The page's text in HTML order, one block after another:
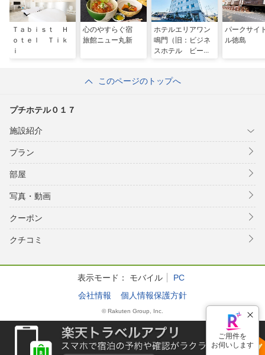
Ｔａｂｉｓｔ Ｈ
ｏｔｅｌ Ｔｉｋ
ｉ
心のやすらぐ宿
旅館ニュー丸新
ホテルエリアワン
鳴門（旧：ビジネ
スホテル ビーエ
パークサイ
ル徳島
このページのトップへ
プチホテル０１７
施設紹介
プラン
部屋
写真・動画
クーポン
クチコミ
表示モード： モバイル
PC
会社情報
個人情報保護方針
© Rakuten Group, Inc.
ご用件を
お伺いします